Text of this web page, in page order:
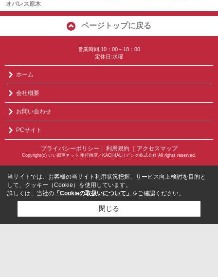
オパレス原木
ページトップに戻る
営業時間:10：00～18：00
定休日:水曜
ホーム
会社概要
お問い合わせ
PCサイト
プライバシーポリシー 利用規約 ｜アクセスマップ
Copyright(c) いい部屋ネット 南行徳店／KACHIALリビング株式会社 All rights reserved.
当サイトでは、お客様の当サイト利用状況把握、サービス向上検討を目的と
して、クッキー（Cookie）を使用しています。
詳しくは、当社の 「Cookieの取扱いについて」 をご確認ください。
閉じる